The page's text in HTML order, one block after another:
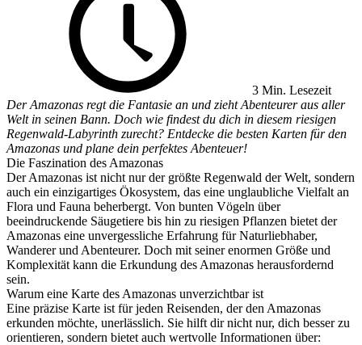
3 Min. Lesezeit
Der Amazonas regt die Fantasie an und zieht Abenteurer aus aller
Welt in seinen Bann. Doch wie findest du dich in diesem riesigen
Regenwald-Labyrinth zurecht? Entdecke die besten Karten für den
Amazonas und plane dein perfektes Abenteuer!
Die Faszination des Amazonas
Der Amazonas ist nicht nur der größte Regenwald der Welt, sondern
auch ein einzigartiges Ökosystem, das eine unglaubliche Vielfalt an
Flora und Fauna beherbergt. Von bunten Vögeln über
beeindruckende Säugetiere bis hin zu riesigen Pflanzen bietet der
Amazonas eine unvergessliche Erfahrung für Naturliebhaber,
Wanderer und Abenteurer. Doch mit seiner enormen Größe und
Komplexität kann die Erkundung des Amazonas herausfordernd
sein.
Warum eine Karte des Amazonas unverzichtbar ist
Eine präzise Karte ist für jeden Reisenden, der den Amazonas
erkunden möchte, unerlässlich. Sie hilft dir nicht nur, dich besser zu
orientieren, sondern bietet auch wertvolle Informationen über: